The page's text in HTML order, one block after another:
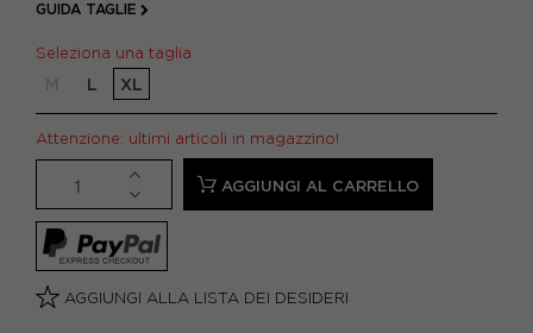
GUIDA TAGLIE
Seleziona una taglia
L XL
Attenzione: ultimi articoli in magazzino!
AGGIUNGI AL CARRELLO
AGGIUNGI ALLA LISTA DEI DESIDERI